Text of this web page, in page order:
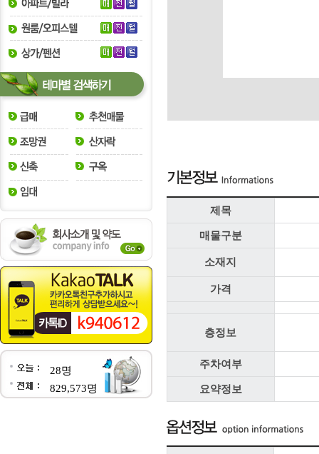
28명
829,573명
제목
매물구분
소재지
가격
층정보
주차여부
요약정보